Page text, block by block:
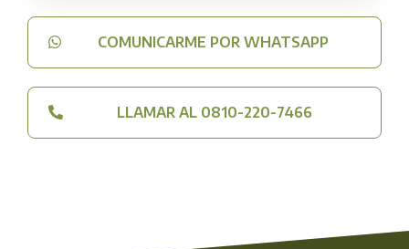
COMUNICARME POR WHATSAPP
LLAMAR AL 0810-220-7466